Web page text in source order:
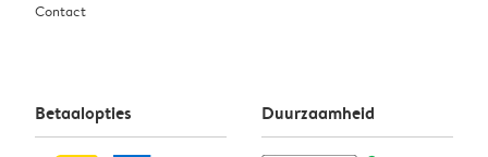
Contact
Betaalopties Duurzaamheid